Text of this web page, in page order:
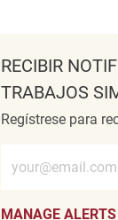
RECIBIR
TRABAJOS
Regístrese para
Introduzca la
MANAGE ALERTS